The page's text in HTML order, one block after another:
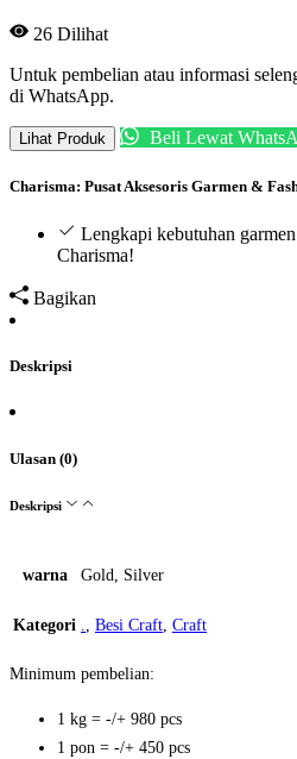
26 Dilihat
Untuk pembelian atau informasi
di WhatsApp.
Lihat Produk Beli Lewat
Charisma: Pusat Aksesoris Garmen &
Lengkapi kebutuhan
Charisma!
Bagikan
Deskripsi
Ulasan (0)
Deskripsi
warna Gold, Silver
Kategori ., Besi Craft, Craft
Minimum pembelian:
1 kg = -/+ 980 pcs
1 pon = -/+ 450 pcs